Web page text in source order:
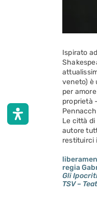
Ispirato
veneto) è
per
proprietà
Le città di
autore
restituirci
regia
Gli
TSV –